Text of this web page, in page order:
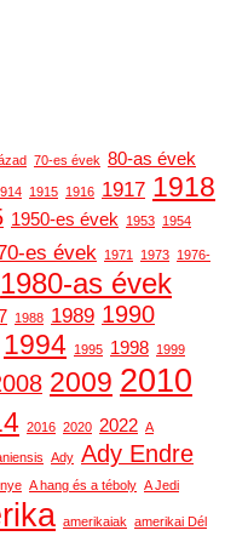
70-es évek 80-as évek
1915 1916 1917 1918
1950-es évek 1953 1954
es évek 1971 1973 1976-
1980-as évek
1988 1989 1990
1994 1995 1998 1999
2009 2010
2016 2020 2022 A
Ady Ady Endre
A hang és a téboly A Jedi
amerikaiak amerikai Dél